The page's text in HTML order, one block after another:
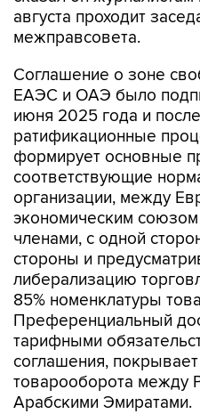
августа проходит
межправсовета.
Соглашение о зоне
ЕАЭС и ОАЭ было
июня 2025 года и
ратификационные
формирует основные
соответствующие
организации, между
экономическим союзом
членами, с одной
стороны и
либерализацию
85% номенклатуры
Преференциальный
тарифными
соглашения,
товарооборота
Арабскими Эмиратами.